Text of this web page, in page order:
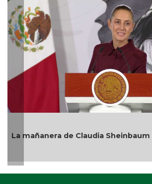
La mañanera de Claudia